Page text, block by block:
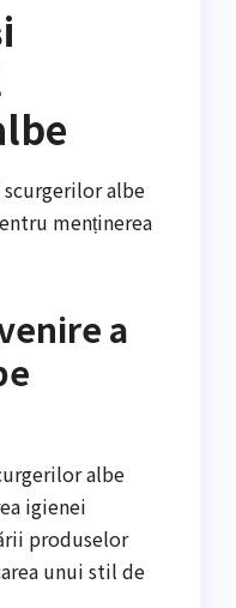
albe
menținerea
a
albe
igienei
produselor
unui stil de